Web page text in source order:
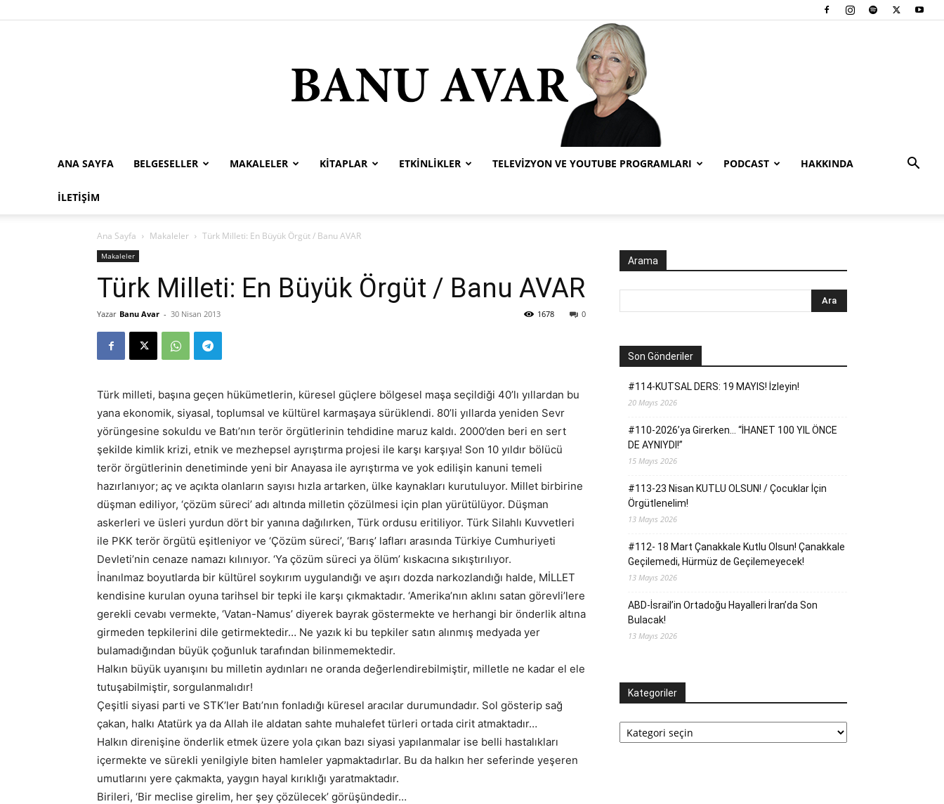
Avar
ANA SAYFA BELGESELLER MAKALELER KITAPLAR ETKINLIKLER TELEVIZYON VE YOUTUBE PROGRAMLARI PODCAST HAKKINDA
İLETIŞIM
Ana Sayfa Makaleler Türk Milleti: En Büyük Örgüt / Banu AVAR
Makaleler
Türk Milleti: En Büyük Örgüt / Banu AVAR
Yazar Banu Avar - 30 Nisan 2013 0
1678
Türk milleti, başına geçen hükümetlerin, küresel güçlere bölgesel maşa seçildiği 40’lı yıllardan bu
yana ekonomik, siyasal, toplumsal ve kültürel karmaşaya sürüklendi. 80’li yıllarda yeniden Sevr
yörüngesine sokuldu ve Batı’nın terör örgütlerinin tehdidine maruz kaldı. 2000’den beri en sert
şekilde kimlik krizi, etnik ve mezhepsel ayrıştırma projesi ile karşı karşıya! Son 10 yıldır bölücü
terör örgütlerinin denetiminde yeni bir Anayasa ile ayrıştırma ve yok edilişin kanuni temeli
hazırlanıyor; aç ve açıkta olanların sayısı hızla artarken, ülke kaynakları kurutuluyor. Millet birbirine
düşman ediliyor, ‘çözüm süreci’ adı altında milletin çözülmesi için plan yürütülüyor. Düşman
askerleri ve üsleri yurdun dört bir yanına dağılırken, Türk ordusu eritiliyor. Türk Silahlı Kuvvetleri
ile PKK terör örgütü eşitleniyor ve ‘Çözüm süreci’, ‘Barış’ lafları arasında Türkiye Cumhuriyeti
Devleti’nin cenaze namazı kılınıyor. ‘Ya çözüm süreci ya ölüm’ kıskacına sıkıştırılıyor.
İnanılmaz boyutlarda bir kültürel soykırım uygulandığı ve aşırı dozda narkozlandığı halde, MİLLET
kendisine kurulan oyuna tarihsel bir tepki ile karşı çıkmaktadır. ‘Amerika’nın aklını satan görevli’lere
gerekli cevabı vermekte, ‘Vatan-Namus’ diyerek bayrak göstermekte ve herhangi bir önderlik altına
girmeden tepkilerini dile getirmektedir… Ne yazık ki bu tepkiler satın alınmış medyada yer
bulamadığından büyük çoğunluk tarafından bilinmemektedir.
Halkın büyük uyanışını bu milletin aydınları ne oranda değerlendirebilmiştir, milletle ne kadar el ele
tutuşabilmiştir, sorgulanmalıdır!
Çeşitli siyasi parti ve STK’ler Batı’nın fonladığı küresel aracılar durumundadır. Sol gösterip sağ
çakan, halkı Atatürk ya da Allah ile aldatan sahte muhalefet türleri ortada cirit atmaktadır…
Halkın direnişine önderlik etmek üzere yola çıkan bazı siyasi yapılanmalar ise belli hastalıkları
içermekte ve sürekli yenilgiyle biten hamleler yapmaktadırlar. Bu da halkın her seferinde yeşeren
umutlarını yere çakmakta, yaygın hayal kırıklığı yaratmaktadır.
Birileri, ‘Bir meclise girelim, her şey çözülecek’ görüşündedir…
Arama
Son Gönderiler
#114-KUTSAL DERS: 19 MAYIS! İzleyin!
20 Mayıs 2026
#110-2026’ya Girerken… “İHANET 100 YIL ÖNCE
DE AYNIYDI!”
15 Mayıs 2026
#113-23 Nisan KUTLU OLSUN! / Çocuklar İçin
Örgütlenelim!
13 Mayıs 2026
#112- 18 Mart Çanakkale Kutlu Olsun! Çanakkale
Geçilemedi, Hürmüz de Geçilemeyecek!
13 Mayıs 2026
ABD-İsrail’in Ortadoğu Hayalleri İran’da Son
Bulacak!
13 Mayıs 2026
Kategoriler
Kategoriler